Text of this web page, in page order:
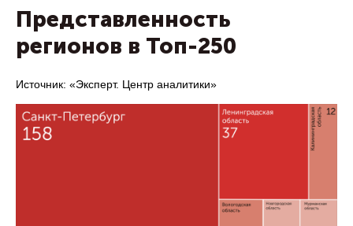
Представленность
регионов в Топ-250
Источник: «Эксперт. Центр аналитики»